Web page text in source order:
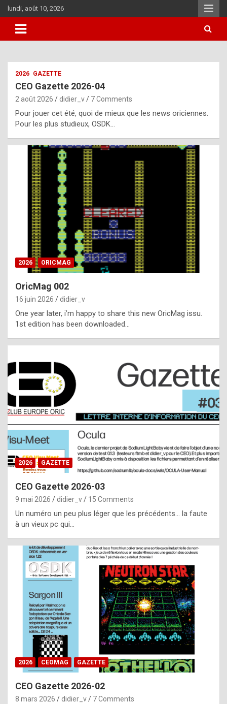
Skip
to
content
lundi, août 10, 2026
i
u
l
y
d
i
ff
i
l
t
t
s
t
a
s
i
e
f
o
m
m
a
y
b
e
b
y
g
2026 GAZETTE
CEO Gazette 2026-04
2 août 2026 didier_v 7 Comments
Pour jouer cet été, quoi de mieux que les news oriciennes.
Pour les plus studieux, OSDK…
2026 ORICMAG
OricMag 002
16 juin 2026 didier_v
One year later, i’m happy to share this new OricMag issu.
1st edition has been downloaded…
2026 GAZETTE
CEO Gazette 2026-03
9 mai 2026 didier_v 15 Comments
Un numéro un peu plus léger que les précédents… la faute
à un vieux pc qui…
2026 CEOMAG GAZETTE
CEO Gazette 2026-02
8 mars 2026 didier_v 7 Comments